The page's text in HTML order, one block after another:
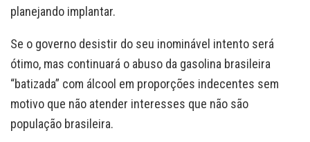
planejando implantar.
Se o governo desistir do seu inominável intento será
ótimo, mas continuará o abuso da gasolina brasileira
“batizada” com álcool em proporções indecentes sem
motivo que não atender interesses que não são
população brasileira.